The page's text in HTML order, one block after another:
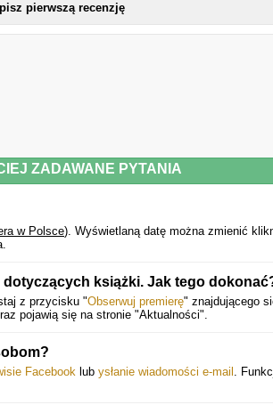
pierwszą recenzję
ZADAWANE PYTANIA
w Polsce). Wyświetlaną datę można zmienić
książki. Jak tego
z przycisku "Obserwuj premierę" znajdującego
pojawią się na stronie "Aktualności".
Facebook lub ysłanie wiadomości e-mail .